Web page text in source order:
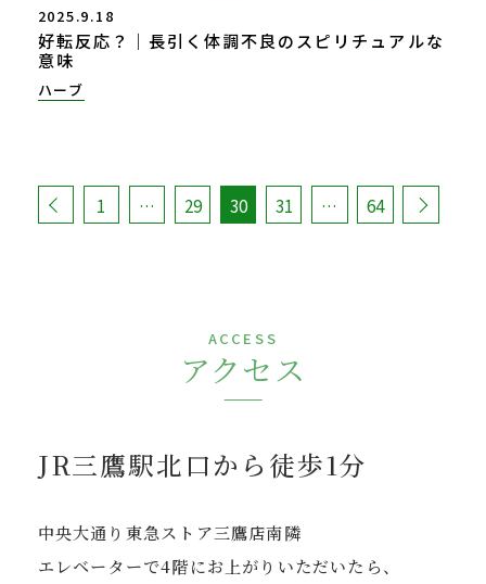
2025.9.18
好転反応？｜長引く体調不良のスピリチュアルな
意味
ハーブ
1 … 29 30 31 … 64
ACCESS
アクセス
JR三鷹駅北口から徒歩1分
中央大通り東急ストア三鷹店南隣
エレベーターで4階にお上がりいただいたら、